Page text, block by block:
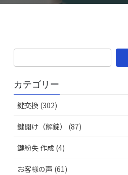
足利市伊勢崎市太田市館林市邑楽郡
カテゴリー
鍵交換 (302)
鍵開け（解錠） (87)
鍵紛失 作成 (4)
お客様の声 (61)